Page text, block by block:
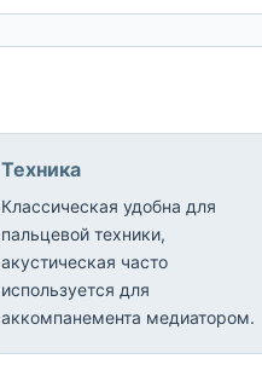
Техника
Классическая удобна для
пальцевой техники,
акустическая часто
используется для
аккомпанемента медиатором.